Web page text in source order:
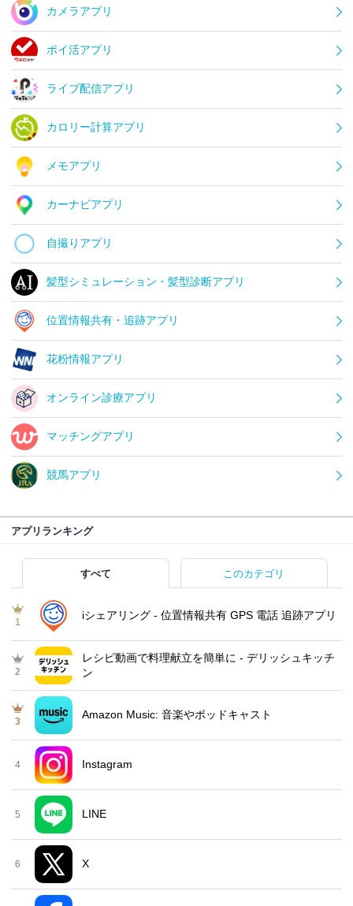
カメラアプリ
ポイ活アプリ
ライブ配信アプリ
カロリー計算アプリ
メモアプリ
カーナビアプリ
自撮りアプリ
髪型シミュレーション・髪型診断アプリ
位置情報共有・追跡アプリ
花粉情報アプリ
オンライン診療アプリ
マッチングアプリ
競馬アプリ
アプリランキング
すべて このカテゴリ
1
iシェアリング - 位置情報共有 GPS 電話 追跡アプリ
2
レシピ動画で料理献立を簡単‪に - デリッシュキッチ
ン
3
Amazon Music: 音楽やポッドキャスト
4 Instagram
5 LINE
6 X